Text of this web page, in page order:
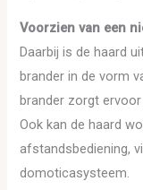
Voorzien van een
Daarbij is de haard
brander in de vorm
brander zorgt ervoor
Ook kan de haard
afstandsbediening,
domoticasysteem.